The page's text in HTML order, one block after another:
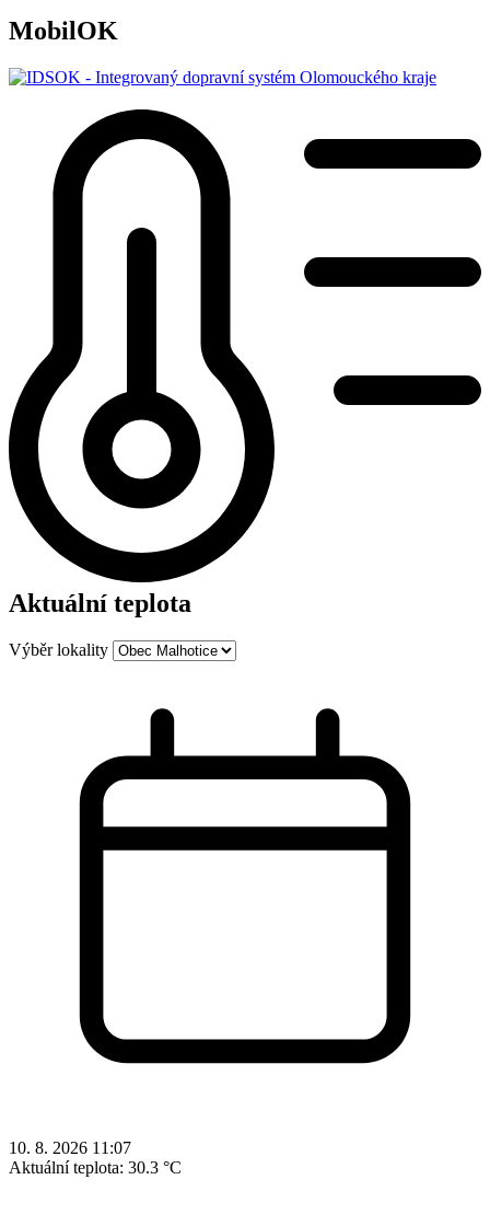
MobilOK
Aktuální teplota
Výběr lokality
10. 8. 2026 11:07
Aktuální teplota: 30.3 °C